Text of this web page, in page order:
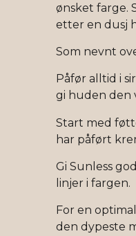
ønsket farge.
etter en dusj
Som nevnt
Påfør alltid i
gi huden den
Start med
har påført
Gi Sunless
linjer i fargen.
For en
den dypeste